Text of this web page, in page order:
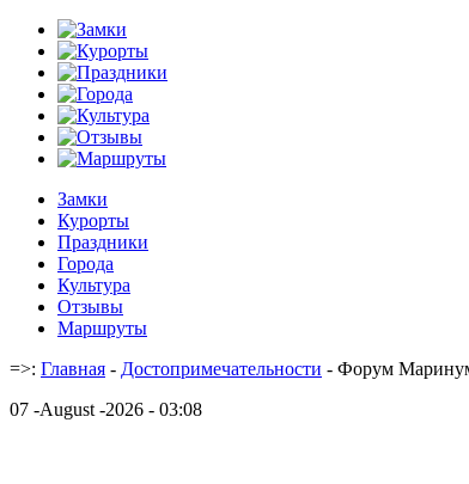
Замки
Курорты
Праздники
Города
Культура
Отзывы
Маршруты
=>: Главная - Достопримечательности - Форум
07 -August -2026 - 03:08